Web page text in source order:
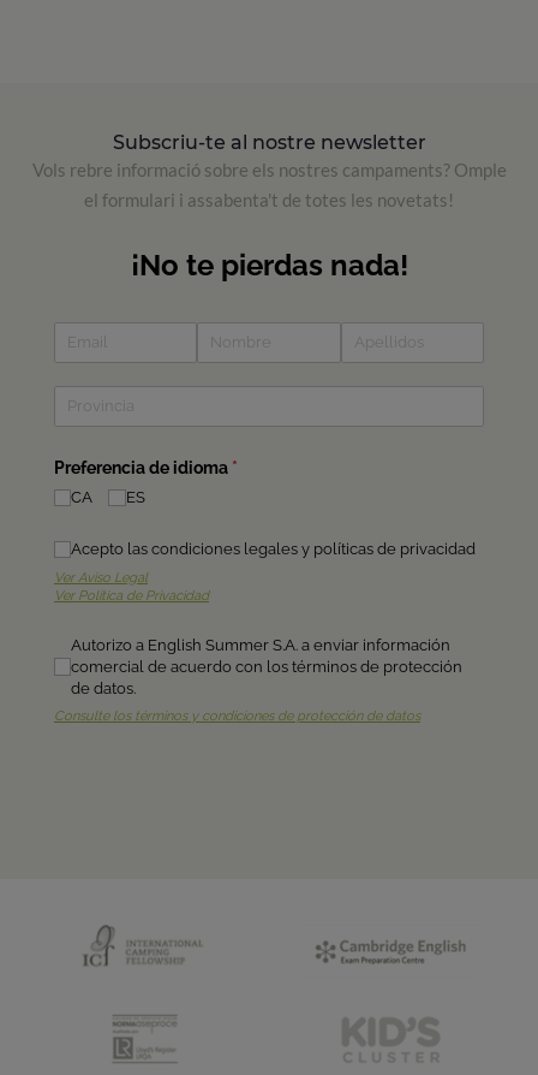
Subscriu-te al nostre newsletter
Vols rebre informació sobre els nostres campaments? Omple
el formulari i assabenta't de totes les novetats!